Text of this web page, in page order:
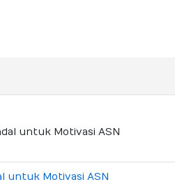
untuk Motivasi ASN